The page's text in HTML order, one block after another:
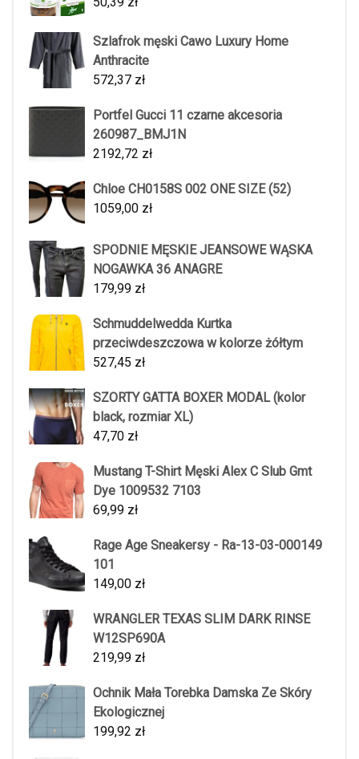
Szlafrok męski Cawo Luxury Home
Anthracite
572,37 zł
Portfel Gucci 11 czarne akcesoria
260987_BMJ1N
2192,72 zł
Chloe CH0158S 002 ONE SIZE (52)
1059,00 zł
SPODNIE MĘSKIE JEANSOWE WĄSKA
NOGAWKA 36 ANAGRE
179,99 zł
Schmuddelwedda Kurtka
przeciwdeszczowa w kolorze żółtym
527,45 zł
SZORTY GATTA BOXER MODAL (kolor
black, rozmiar XL)
47,70 zł
Mustang T-Shirt Męski Alex C Slub Gmt
Dye 1009532 7103
69,99 zł
Rage Age Sneakersy - Ra-13-03-000149
101
149,00 zł
WRANGLER TEXAS SLIM DARK RINSE
W12SP690A
219,99 zł
Ochnik Mała Torebka Damska Ze Skóry
Ekologicznej
199,92 zł